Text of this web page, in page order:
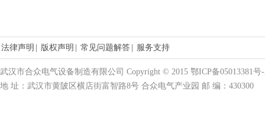
法律声明 版权声明 常见问题解答 服务支持
武汉市合众电气设备制造有限公司 Copyright © 2015 鄂ICP备05013381号
地 址：武汉市黄陂区横店街富智路8号 合众电气产业园 邮 编：430300